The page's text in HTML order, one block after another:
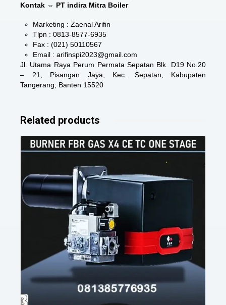
Kontak ⇔ PT indira Mitra Boiler
Marketing : Zaenal Arifin
Tlpn : 0813-8577-6935
Fax : (021) 50110567
Email : arifinspi2023@gmail.com
Jl. Utama Raya Perum Permata Sepatan Blk. D19 No.20
– 21, Pisangan Jaya, Kec. Sepatan, Kabupaten
Tangerang, Banten 15520
Related products
Details